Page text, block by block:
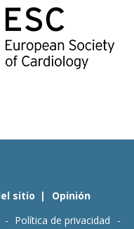
sitio
Opinión
Política de privacidad